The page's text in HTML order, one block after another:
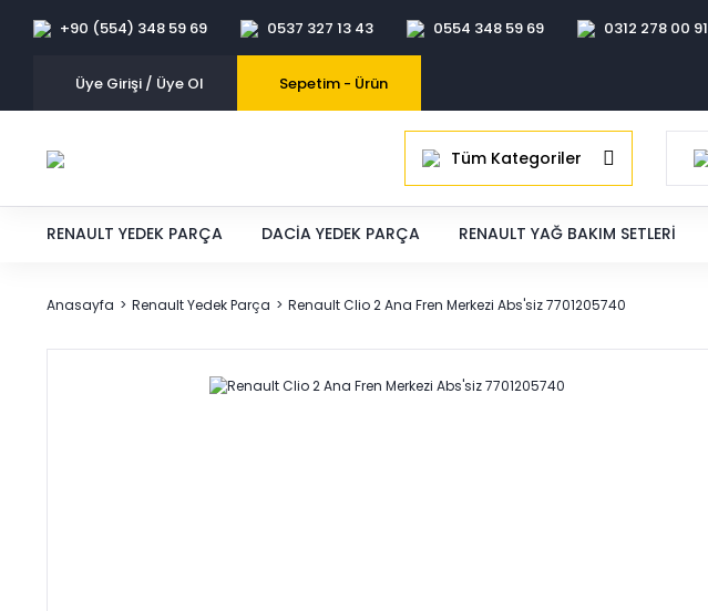
+90 (554) 348 59 69 0537 327 13 43 0554 348 59 69 0312 278 00 91
Üye Girişi / Üye Ol Sepetim - Ürün
Tüm Kategoriler
RENAULT YEDEK PARÇA DACIA YEDEK PARÇA RENAULT YAĞ BAKIM SETLERI
Anasayfa Renault Yedek Parça Renault Clio 2 Ana Fren Merkezi Abs'siz 7701205740